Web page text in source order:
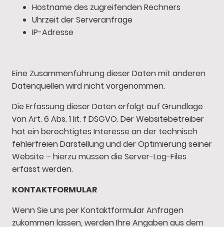
Hostname des zugreifenden Rechners
Uhrzeit der Serveranfrage
IP-Adresse
Eine Zusammenführung dieser Daten mit anderen
Datenquellen wird nicht vorgenommen.
Die Erfassung dieser Daten erfolgt auf Grundlage
von Art. 6 Abs. 1 lit. f DSGVO. Der Websitebetreiber
hat ein berechtigtes Interesse an der technisch
fehlerfreien Darstellung und der Optimierung seiner
Website – hierzu müssen die Server-Log-Files
erfasst werden.
KONTAKTFORMULAR
Wenn Sie uns per Kontaktformular Anfragen
zukommen lassen, werden Ihre Angaben aus dem